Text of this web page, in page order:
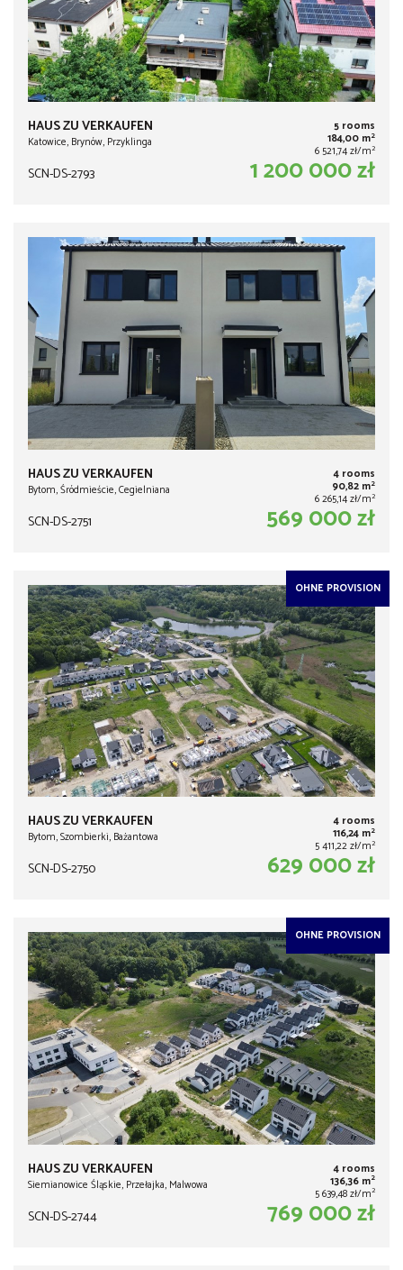
HAUS ZU VERKAUFEN
Katowice, Brynów, Przyklinga
5 rooms
184,00 m2
6 521,74 zł/m2
SCN-DS-2793 1 200 000 zł
HAUS ZU VERKAUFEN
Bytom, Śródmieście, Cegielniana
4 rooms
90,82 m2
6 265,14 zł/m2
SCN-DS-2751 569 000 zł
OHNE PROVISION
HAUS ZU VERKAUFEN
Bytom, Szombierki, Bażantowa
4 rooms
116,24 m2
5 411,22 zł/m2
SCN-DS-2750 629 000 zł
OHNE PROVISION
HAUS ZU VERKAUFEN
Siemianowice Śląskie, Przełajka, Malwowa
4 rooms
136,36 m2
5 639,48 zł/m2
SCN-DS-2744 769 000 zł